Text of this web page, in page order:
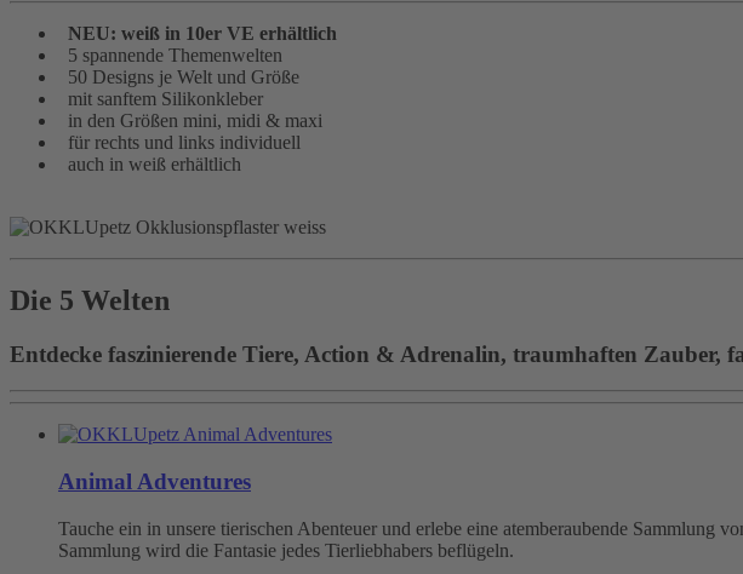
NEU: weiß in 10er VE erhältlich
5 spannende Themenwelten
50 Designs je Welt und Größe
mit sanftem Silikonkleber
in den Größen mini, midi & maxi
für rechts und links individuell
auch in weiß erhältlich
Die 5 Welten
Entdecke faszinierende Tiere, Action & Adrenalin, traumhaften Zauber,
Animal Adventures
Tauche ein in unsere tierischen Abenteuer und erlebe eine atemberaubende
Sammlung wird die Fantasie jedes Tierliebhabers beflügeln.